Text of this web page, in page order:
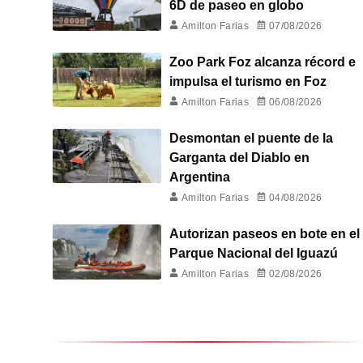
6D de paseo en globo
Amilton Farias 07/08/2026
Zoo Park Foz alcanza récord e
impulsa el turismo en Foz
Amilton Farias 06/08/2026
Desmontan el puente de la
Garganta del Diablo en
Argentina
Amilton Farias 04/08/2026
Autorizan paseos en bote en el
Parque Nacional del Iguazú
Amilton Farias 02/08/2026